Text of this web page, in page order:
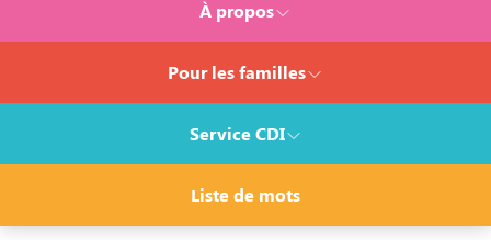
À propos
Pour les familles
Service CDI
Liste de mots